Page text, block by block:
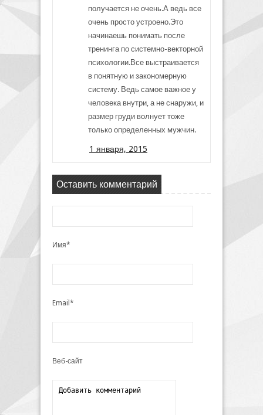
получается не очень.А ведь все
очень просто устроено.Это
начинаешь понимать после
тренинга по системно-векторной
психологии.Все выстраивается
в понятную и закономерную
систему. Ведь самое важное у
человека внутри, а не снаружи, и
размер груди волнует тоже
только определенных мужчин.
1 января, 2015
Оставить комментарий
Имя*
Email*
Веб-сайт